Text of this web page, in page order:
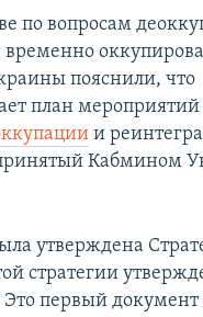
по вопросам
временно
пояснили, что
план
и
Кабмином
утверждена
стратегии
первый документ